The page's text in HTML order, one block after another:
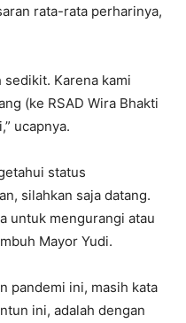
rata-rata perharinya,
sedikit. Karena kami
(ke RSAD Wira Bhakti
ucapnya.
status
silahkan saja datang.
untuk mengurangi atau
Mayor Yudi.
pandemi ini, masih kata
ini, adalah dengan